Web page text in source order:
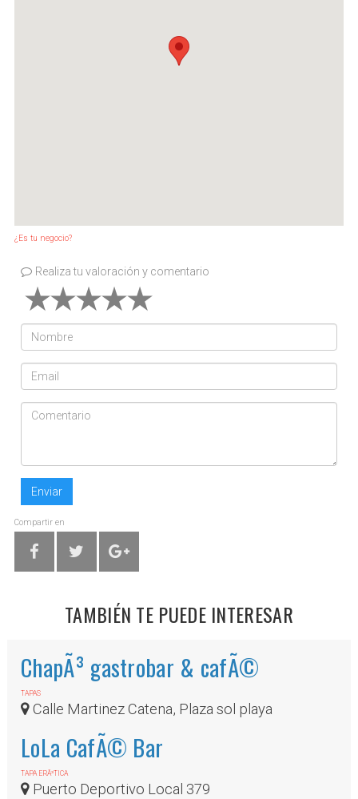
¿Es tu negocio?
Realiza tu valoración y comentario
Enviar
Compartir en
TAMBIÉN TE PUEDE INTERESAR
ChapÃ³ gastrobar & cafÃ©
TAPAS
Calle Martinez Catena, Plaza sol playa
LoLa CafÃ© Bar
TAPA ERÃ³TICA
Puerto Deportivo Local 379